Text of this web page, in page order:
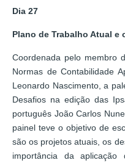
Dia 27
Plano de Trabalho Atual
Coordenada pelo membro
Normas de Contabilidade
Leonardo Nascimento, a
Desafios na edição das
português João Carlos
painel teve o objetivo de
são os projetos atuais, os
importância da